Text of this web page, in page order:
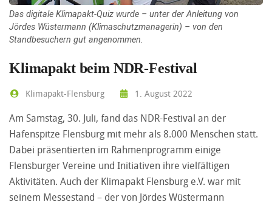
Das digitale Klimapakt-Quiz wurde – unter der Anleitung von
Jördes Wüstermann (Klimaschutzmanagerin) – von den
Standbesuchern gut angenommen.
Klimapakt beim NDR-Festival
Klimapakt-Flensburg 1. August 2022
Am Samstag, 30. Juli, fand das NDR-Festival an der
Hafenspitze Flensburg mit mehr als 8.000 Menschen statt.
Dabei präsentierten im Rahmenprogramm einige
Flensburger Vereine und Initiativen ihre vielfältigen
Aktivitäten. Auch der Klimapakt Flensburg e.V. war mit
seinem Messestand – der von Jördes Wüstermann